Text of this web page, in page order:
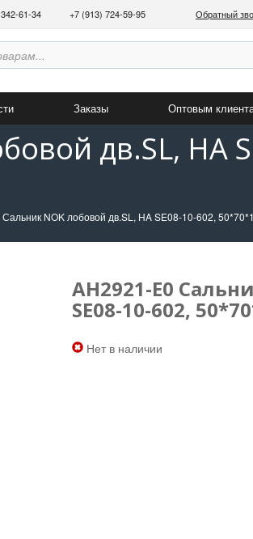
61-34 +7 (913) 724-59-95 Обратный
Заказы Оптовым
дв.SL, HA
NOK лобовой дв.SL, HA SE08-10-602,
AH2921-E0
SE08-10-602,
Нет в наличии